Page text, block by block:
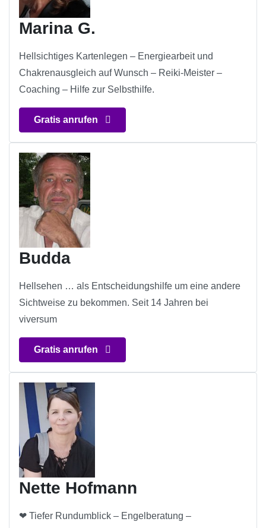
Marina G.
Hellsichtiges Kartenlegen – Energiearbeit und
Chakrenausgleich auf Wunsch – Reiki-Meister –
Coaching – Hilfe zur Selbsthilfe.
Gratis anrufen
Budda
Hellsehen … als Entscheidungshilfe um eine andere
Sichtweise zu bekommen. Seit 14 Jahren bei
viversum
Gratis anrufen
Nette Hofmann
❤ Tiefer Rundumblick – Engelberatung –